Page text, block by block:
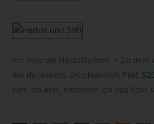
Ich mag die Herbst­far­ben. – Zu dem
der dun­kel­rote Druck­blei­stift Pilot
kam ich erst, nach­dem ich das Foto